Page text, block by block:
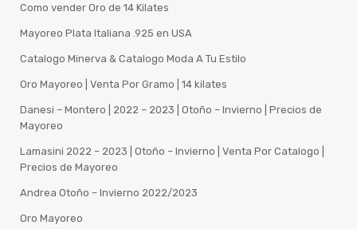
Como vender Oro de 14 Kilates
Mayoreo Plata Italiana .925 en USA
Catalogo Minerva & Catalogo Moda A Tu Estilo
Oro Mayoreo | Venta Por Gramo | 14 kilates
Danesi – Montero | 2022 – 2023 | Otoño – Invierno | Precios de
Mayoreo
Lamasini 2022 – 2023 | Otoño – Invierno | Venta Por Catalogo |
Precios de Mayoreo
Andrea Otoño – Invierno 2022/2023
Oro Mayoreo